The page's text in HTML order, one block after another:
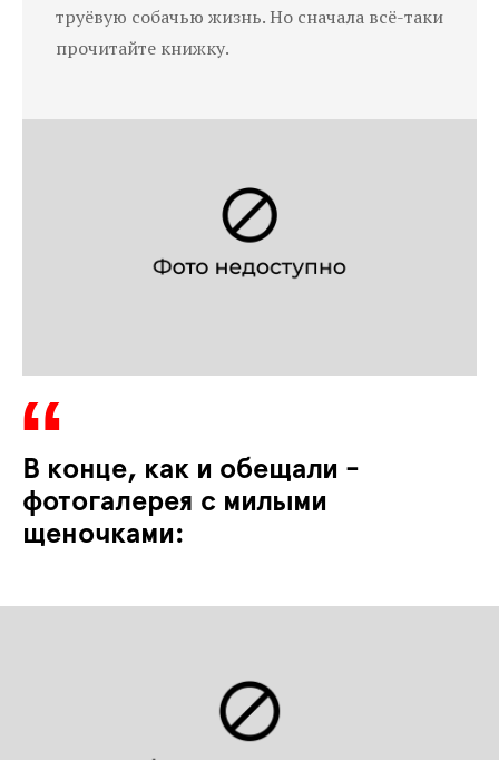
труёвую собачью жизнь. Но сначала всё-таки
прочитайте книжку.
В конце, как и обещали -
фотогалерея с милыми
щеночками: